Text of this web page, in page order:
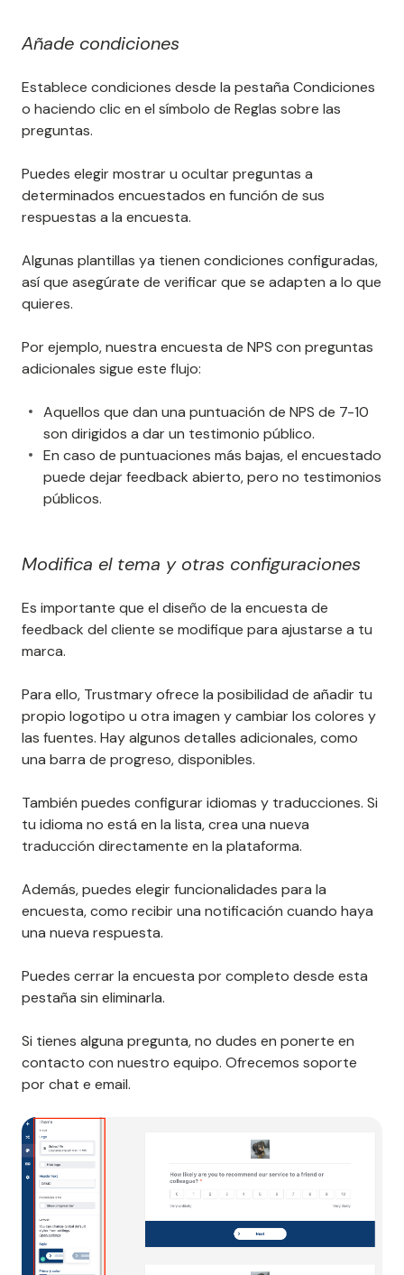
Añade condiciones
Establece condiciones desde la pestaña Condiciones
o haciendo clic en el símbolo de Reglas sobre las
preguntas.
Puedes elegir mostrar u ocultar preguntas a
determinados encuestados en función de sus
respuestas a la encuesta.
Algunas plantillas ya tienen condiciones configuradas,
así que asegúrate de verificar que se adapten a lo que
quieres.
Por ejemplo, nuestra encuesta de NPS con preguntas
adicionales sigue este flujo:
Aquellos que dan una puntuación de NPS de 7-10
son dirigidos a dar un testimonio público.
En caso de puntuaciones más bajas, el encuestado
puede dejar feedback abierto, pero no testimonios
públicos.
Modifica el tema y otras configuraciones
Es importante que el diseño de la encuesta de
feedback del cliente se modifique para ajustarse a tu
marca.
Para ello, Trustmary ofrece la posibilidad de añadir tu
propio logotipo u otra imagen y cambiar los colores y
las fuentes. Hay algunos detalles adicionales, como
una barra de progreso, disponibles.
También puedes configurar idiomas y traducciones. Si
tu idioma no está en la lista, crea una nueva
traducción directamente en la plataforma.
Además, puedes elegir funcionalidades para la
encuesta, como recibir una notificación cuando haya
una nueva respuesta.
Puedes cerrar la encuesta por completo desde esta
pestaña sin eliminarla.
Si tienes alguna pregunta, no dudes en ponerte en
contacto con nuestro equipo. Ofrecemos soporte
por chat e email.